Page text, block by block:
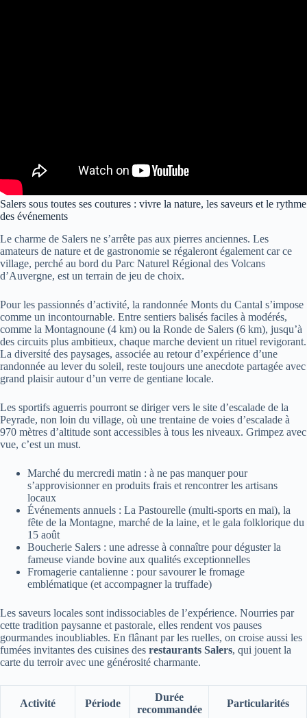
Salers sous toutes ses coutures : vivre la nature, les saveurs et le rythme
des événements
Le charme de Salers ne s’arrête pas aux pierres anciennes. Les
amateurs de nature et de gastronomie se régaleront également car ce
village, perché au bord du Parc Naturel Régional des Volcans
d’Auvergne, est un terrain de jeu de choix.
Pour les passionnés d’activité, la randonnée Monts du Cantal s’impose
comme un incontournable. Entre sentiers balisés faciles à modérés,
comme la Montagnoune (4 km) ou la Ronde de Salers (6 km), jusqu’à
des circuits plus ambitieux, chaque marche devient un rituel revigorant.
La diversité des paysages, associée au retour d’expérience d’une
randonnée au lever du soleil, reste toujours une anecdote partagée avec
grand plaisir autour d’un verre de gentiane locale.
Les sportifs aguerris pourront se diriger vers le site d’escalade de la
Peyrade, non loin du village, où une trentaine de voies d’escalade à
970 mètres d’altitude sont accessibles à tous les niveaux. Grimpez avec
vue, c’est un must.
Marché du mercredi matin : à ne pas manquer pour
s’approvisionner en produits frais et rencontrer les artisans
locaux
Événements annuels : La Pastourelle (multi-sports en mai), la
fête de la Montagne, marché de la laine, et le gala folklorique du
15 août
Boucherie Salers : une adresse à connaître pour déguster la
fameuse viande bovine aux qualités exceptionnelles
Fromagerie cantalienne : pour savourer le fromage
emblématique (et accompagner la truffade)
Les saveurs locales sont indissociables de l’expérience. Nourries par
cette tradition paysanne et pastorale, elles rendent vos pauses
gourmandes inoubliables. En flânant par les ruelles, on croise aussi les
fumées invitantes des cuisines des restaurants Salers, qui jouent la
carte du terroir avec une générosité charmante.
Activité Période
Durée
recommandée
Particularités